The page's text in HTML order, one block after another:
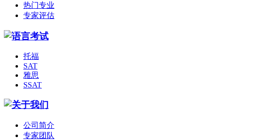
热门专业
专家评估
托福
SAT
雅思
SSAT
公司简介
专家团队